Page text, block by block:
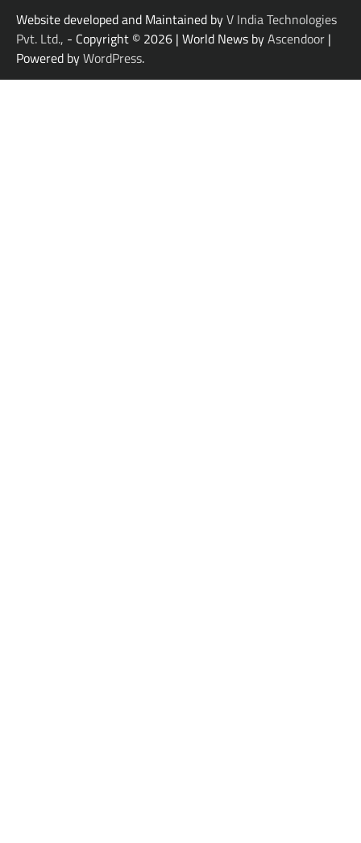
Website developed and Maintained byV India Technologies
Pvt. Ltd., - Copyright © 2026 | World News byAscendoor |
Powered byWordPress.